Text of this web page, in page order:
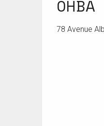
OHBA
78 Avenue